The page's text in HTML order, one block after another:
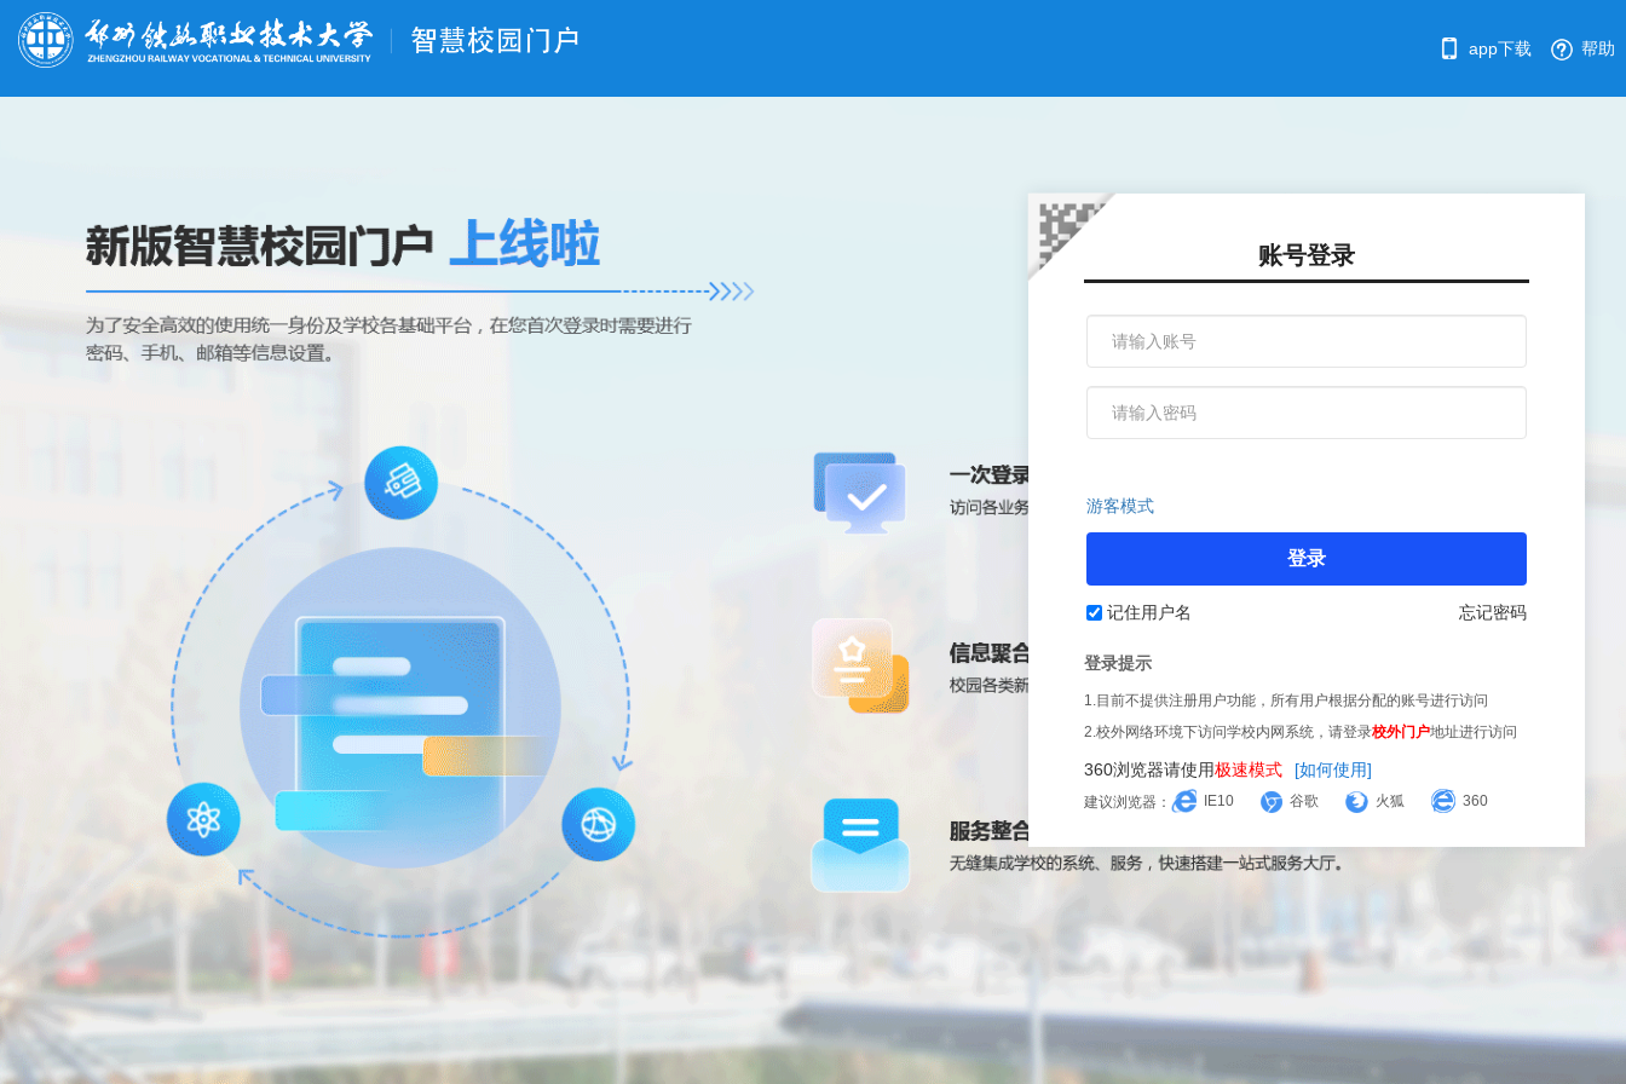
帮助
app下载
账号登录
游客模式
登录
记住用户名 忘记密码
登录提示
1.目前不提供注册用户功能，所有用户根据分配的账号进行访问
2.校外网络环境下访问学校内网系统，请登录校外门户地址进行访问
360浏览器请使用极速模式 [如何使用]
建议浏览器： IE10 谷歌 火狐 360